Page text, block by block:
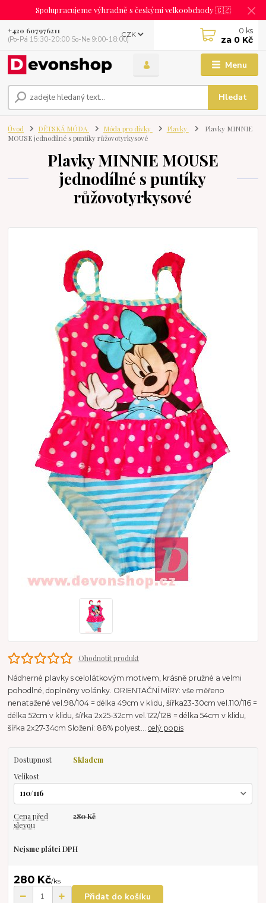
Spolupracujeme výhradně s českými velkoobchody 🇨🇿
Menu
CZK
Hledat
+420 607976211
(Po-Pá 15:30-20:00 So-Ne 9:00-18:00)
0 ks
za 0 Kč
Úvod DĚTSKÁ MÓDA Móda pro dívky Plavky
Plavky MINNIE
MOUSE jednodílné s puntíky růžovotyrkysové
Plavky MINNIE MOUSE
jednodílné s puntíky
růžovotyrkysové
Ohodnotit produkt
Nádherné plavky s celolátkovým motivem, krásně pružné a velmi
pohodlné, doplněny volánky. ORIENTAČNÍ MÍRY: vše měřeno
nenatažené vel.98/104 = délka 49cm v klidu, šířka23-30cm vel.110/116 =
délka 52cm v klidu, šířka 2x25-32cm vel.122/128 = délka 54cm v klidu,
šířka 2x27-34cm Složení: 88% polyest...celý popis
Dostupnost
Skladem
Velikost
Cena před
slevou
280 Kč
Nejsme plátci DPH
280 Kč/ks
Přidat do košíku